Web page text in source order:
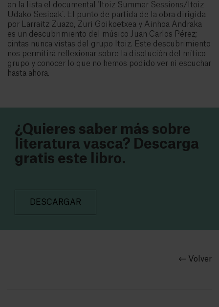
en la lista el documental ‘Itoiz Summer Sessions/Itoiz
Udako Sesioak’. El punto de partida de la obra dirigida
por Larraitz Zuazo, Zuri Goikoetxea y Ainhoa Andraka
es un descubrimiento del músico Juan Carlos Pérez;
cintas nunca vistas del grupo Itoiz. Este descubrimiento
nos permitirá reflexionar sobre la disolución del mítico
grupo y conocer lo que no hemos podido ver ni escuchar
hasta ahora.
¿Quieres saber más sobre
literatura vasca? Descarga
gratis este libro.
DESCARGAR
Volver